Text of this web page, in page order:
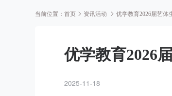
当前位置： 首页 资讯活动 优学教育2026届艺体
优学教育2026
2025-11-18